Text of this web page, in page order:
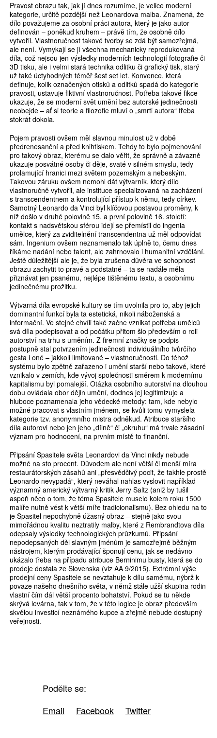
Pravost obrazu tak, jak jí dnes rozumíme, je velice moderní
kategorie, určitě pozdější než Leonardova malba. Znamená, že
dílo považujeme za osobní práci autora, který je jako autor
definován – poněkud kruhem – právě tím, že osobně dílo
vytvořil. Vlastnoručnost takové tvorby se zdá být samozřejmá,
ale není. Vymykají se jí všechna mechanicky reprodukovaná
díla, což nejsou jen výsledky moderních technologií fotografie či
3D tisku, ale i velmi stará technika odlitku či grafický tisk, starý
už také úctyhodných téměř šest set let. Konvence, která
definuje, kolik označených otisků a odlitků spadá do kategorie
pravosti, ustavuje fiktivní vlastnoručnost. Potřeba takové fikce
ukazuje, že se moderní svět umění bez autorské jedinečnosti
neobejde – ať si teorie a filozofie mluví o „smrti autora“ třeba
stokrát dokola.
Pojem pravosti ovšem měl slavnou minulost už v době
předrenesanční a před knihtiskem. Tehdy to bylo pojmenování
pro takový obraz, kterému se dalo věřit, že správně a závazně
ukazuje posvátné osoby či děje, svaté v silném smyslu, tedy
prolamující hranici mezi světem pozemským a nebeským.
Takovou záruku ovšem nemohl dát výtvarník, který dílo
vlastnoručně vytvořil, ale instituce specializovaná na zacházení
s transcendentnem a kontrolující přístup k němu, tedy církev.
Samotný Leonardo da Vinci byl klíčovou postavou proměny, k
níž došlo v druhé polovině 15. a první polovině 16. století:
kontakt s nadsvětskou sférou idejí se přemístil do ingenia
umělce, který za zviditelnění transcendentna už měl odpovídat
sám. Ingenium ovšem neznamenalo tak úplně to, čemu dnes
říkáme nadání nebo talent, ale zahrnovalo i humanitní vzdělání.
Ještě důležitější ale je, že byla zrušena důvěra ve schopnost
obrazu zachytit to pravé a podstatné – ta se nadále měla
přiznávat jen psanému, nejlépe tištěnému textu, a osobnímu
jedinečnému prožitku.
Výtvarná díla evropské kultury se tím uvolnila pro to, aby jejich
dominantní funkcí byla ta estetická, nikoli náboženská a
informační. Ve stejné chvíli také začne vznikat potřeba umělců
svá díla podepisovat a od počátku přitom šlo především o roli
autorství na trhu s uměním. Z firemní značky se podpis
postupně stal potvrzením jedinečnosti individuálního tvůrčího
gesta i oné – jakkoli limitované – vlastnoručnosti. Do téhož
systému bylo zpětně zařazeno i umění starší nebo takové, které
vznikalo v zemích, kde vývoj společnosti směrem k modernímu
kapitalismu byl pomalejší. Otázka osobního autorství na dlouhou
dobu ovládala obor dějin umění, dodnes jej legitimizuje a
hluboce poznamenala jeho vědecké metody: tam, kde nebylo
možné pracovat s vlastním jménem, se kvůli tomu vymyslela
kategorie tzv. anonymního mistra odněkud. Atribuce staršího
díla autorovi nebo jen jeho „dílně“ či „okruhu“ má trvale zásadní
význam pro hodnocení, na prvním místě to finanční.
Připsání Spasitele světa Leonardovi da Vinci nikdy nebude
možné na sto procent. Důvodem ale není větší či menší míra
restaurátorských zásahů ani „přesvědčivý pocit, že takhle prostě
Leonardo nevypadá“, který neváhal nahlas vyslovit například
významný americký výtvarný kritik Jerry Saltz (aniž by tušil
aspoň něco o tom, že téma Spasitele muselo kolem roku 1500
malíře nutně vést k větší míře tradicionalismu). Bez ohledu na to
je Spasitel nepochybně úžasný obraz – stejně jako svou
mimořádnou kvalitu neztratily malby, které z Rembrandtova díla
odepsaly výsledky technologických průzkumů. Připsání
nepodepsaných děl slavným jménům je samozřejmě běžným
nástrojem, kterým prodávající šponují cenu, jak se nedávno
ukázalo třeba na případu atribuce Berninimu busty, která se do
prodeje dostala ze Slovenska (viz AA 9/2015). Extrémní výše
prodejní ceny Spasitele se nevztahuje k dílu samému, nýbrž k
povaze našeho dnešního světa, v němž stále užší skupina rodin
vlastní čím dál větší procento bohatství. Pokud se tu někde
skrývá levárna, tak v tom, že v této logice je obraz především
skvělou investicí neznámého kupce a zřejmě nebude dostupný
veřejnosti.
Podělte se:
Email
Facebook Twitter